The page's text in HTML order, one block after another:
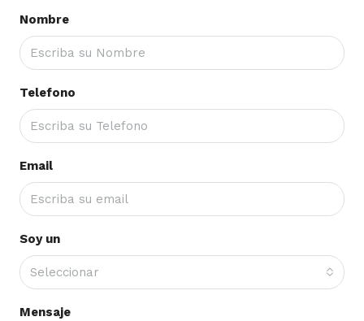
Nombre
Telefono
Email
Soy un
Seleccionar
Mensaje